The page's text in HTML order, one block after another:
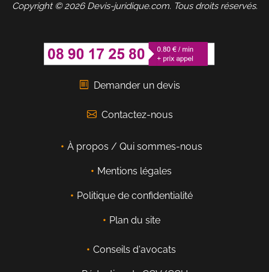
Copyright © 2026 Devis-juridique.com. Tous droits réservés.
Demander un devis
Contactez-nous
À propos / Qui sommes-nous
Mentions légales
Politique de confidentialité
Plan du site
Conseils d'avocats